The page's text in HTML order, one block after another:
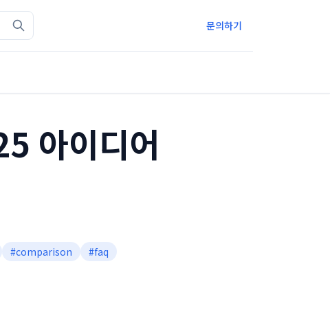
문의하기
아이디어
#comparison #faq